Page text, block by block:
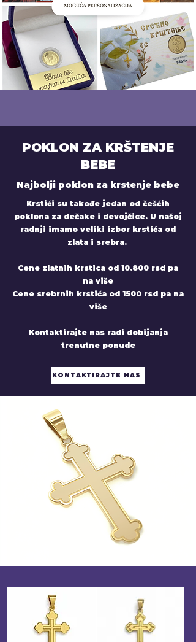
POKLON ZA KRŠTENJE
BEBE
Najbolji poklon za krstenje bebe
Krstići su takođe jedan od češćih
poklona za dečake i devojčice. U našoj
radnji imamo veliki izbor krstića od
zlata i srebra.
Cene zlatnih krstica od 10.800 rsd pa
na više
Cene srebrnih krstića od 1500 rsd pa na
više
Kontaktirajte nas radi dobijanja
trenutne ponude
KONTAKTIRAJTE NAS